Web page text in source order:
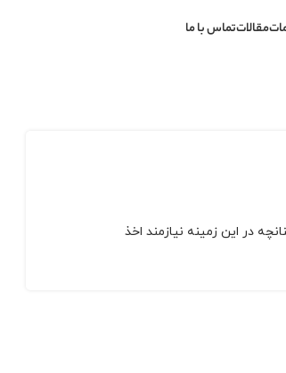
مقالاتتماس با ما
در این زمینه نیازمند اخذ